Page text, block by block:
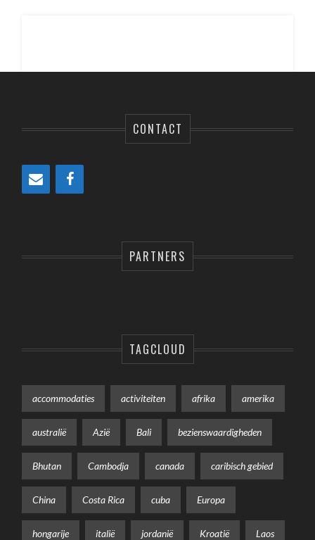
CONTACT
PARTNERS
TAGCLOUD
accommodaties activiteiten afrika amerika
australië Azië Bali bezienswaardigheden
Bhutan Cambodja canada caribisch gebied
China Costa Rica cuba Europa
hongarije italië jordanië Kroatië Laos